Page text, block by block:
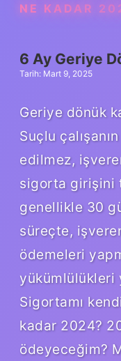
NE KADAR
6 Ay Geriye
Tarih: Mart 9, 2025
Geriye dönük
Suçlu
edilmez,
sigorta girişini
genellikle 30
süreçte,
ödemeleri
yükümlülükleri
Sigortamı
kadar 2024?
ödeyeceğim?